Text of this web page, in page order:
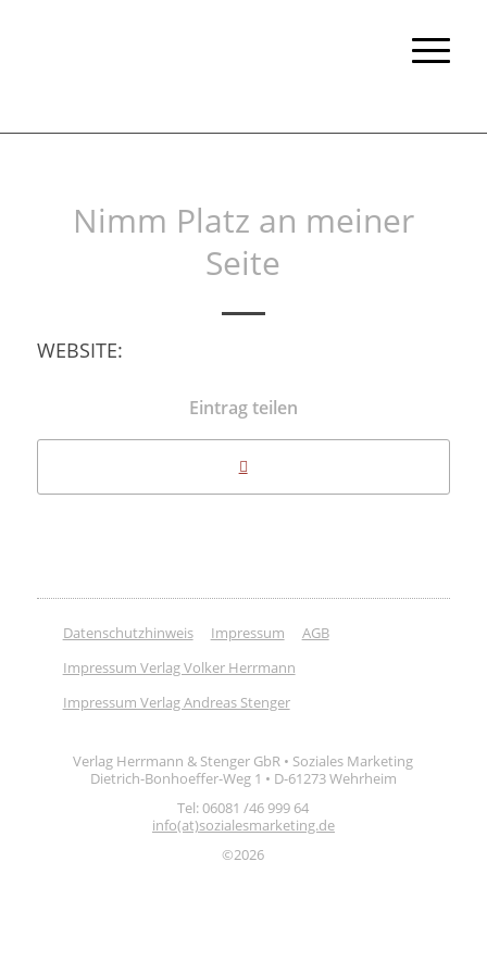
Nimm Platz an meiner
Seite
WEBSITE:
Eintrag teilen
Datenschutzhinweis Impressum
AGB
Impressum Verlag Volker Herrmann
Impressum Verlag Andreas Stenger
Verlag Herrmann & Stenger GbR • Soziales Marketing
Dietrich-Bonhoeffer-Weg 1 • D-61273 Wehrheim
Tel: 06081 /46 999 64
info(at)sozialesmarketing.de
©2026